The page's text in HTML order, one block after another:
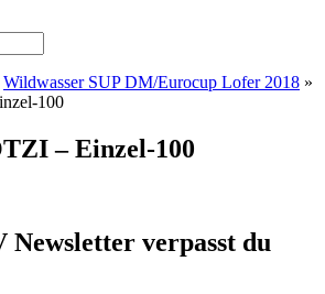
Wildwasser SUP DM/Eurocup Lofer 2018 »
100
– Einzel-100
verpasst du